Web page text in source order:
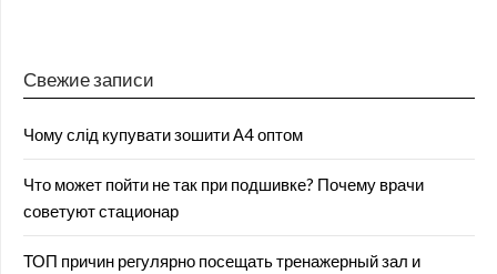
Свежие записи
Чому слід купувати зошити А4 оптом
Что может пойти не так при подшивке? Почему врачи
советуют стационар
ТОП причин регулярно посещать тренажерный зал и